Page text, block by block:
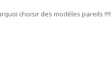
choisir des modèles pareils